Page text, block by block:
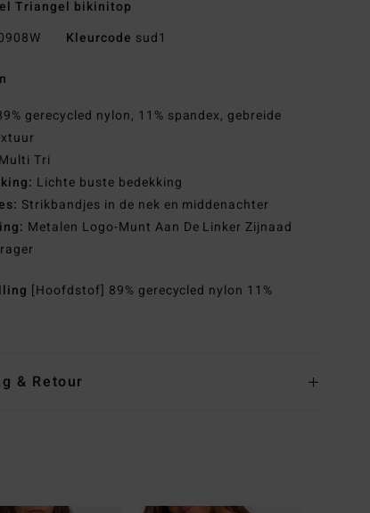
Triangel bikinitop
Kleurcode sud1
gerecycled nylon, 11% spandex, gebreide
Tri
Lichte buste bedekking
Strikbandjes in de nek en middenachter
Metalen Logo-Munt Aan De Linker Zijnaad
[Hoofdstof] 89% gerecycled nylon 11%
& Retour